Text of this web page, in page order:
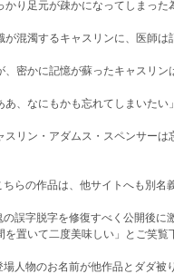
かり足元が疎かになってしまった
が混濁するキャスリンに、医師は
、密かに記憶が蘇ったキャスリン
あ、なにもかも忘れてしまいたい」
スリン・アダムス・スペンサーは
らの作品は、他サイトへも別名
誤字脱字を修復すべく公開後に
を置いて二度美味しい」とご笑覧
人物のお名前が他作品とダダ被